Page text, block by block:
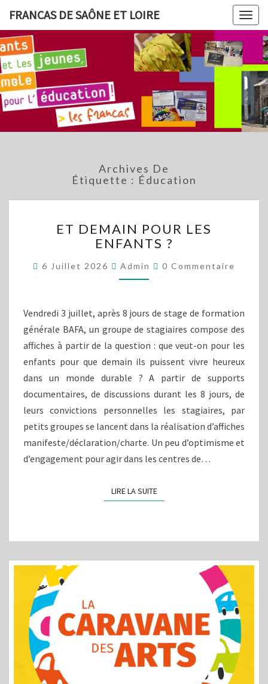
FRANCAS DE SAÔNE ET LOIRE
FRANCAS
DE
SAÔNE
Menés Par
Des Enfants
Et Des
Adolescents
Sur Le
Archives De
Étiquette : Éducation
DEMAIN
POUR
ENFANTS
?
ET DEMAIN POUR LES
ENFANTS ?
6 Juillet 2026 Admin Commentaires
0 Commentaire
Vendredi 3 juillet, après 8 jours de stage de formation
générale BAFA, un groupe de stagiaires compose des
affiches à partir de la question : que veut-on pour les
enfants pour que demain ils puissent vivre heureux
dans un monde durable ? A partir de supports
documentaires, de discussions durant les 8 jours, de
leurs convictions personnelles les stagiaires, par
petits groupes se lancent dans la réalisation d’affiches
manifeste/déclaration/charte. Un peu d’optimisme et
d’engagement pour agir dans les centres de…
LIRE LA SUITELIRE LA SUITE